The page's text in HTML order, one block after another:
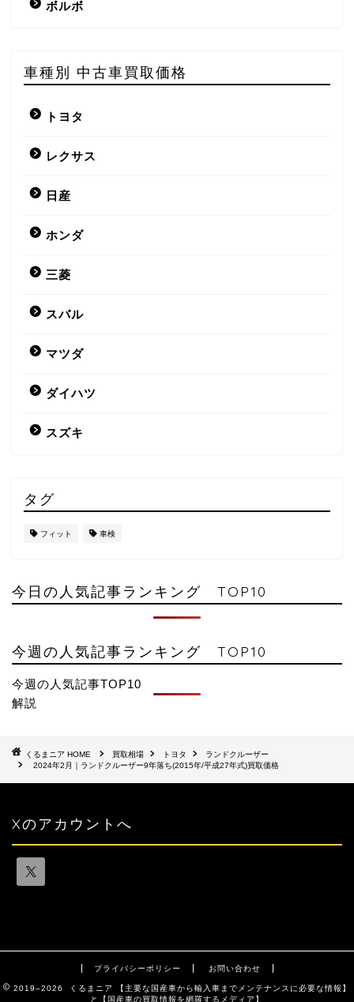
ボルボ
車種別 中古車買取価格
トヨタ
レクサス
日産
ホンダ
三菱
スバル
マツダ
ダイハツ
スズキ
タグ
フィット 車検
今日の人気記事ランキング TOP10
今週の人気記事ランキング TOP10
今週の人気記事TOP10
解説
HOME 買取相場 トヨタ
ランドクルーザー
2024年2月｜ランドクルーザー9年落ち(2015年/平成27年式)買取価格
Xのアカウントへ
プライバシーポリシー お問い合わせ
2019–2026 くるまニア 【主要な国産車から輸入車までメンテナンスに必要な情報】
と【国産車の買取情報を網羅するメディア】